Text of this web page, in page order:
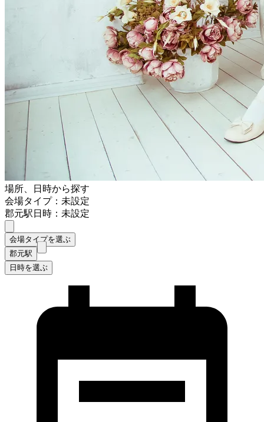
場所、日時から探す
会場タイプ：未設定
郡元駅日時：未設定
会場タイプを選ぶ
郡元駅
日時を選ぶ